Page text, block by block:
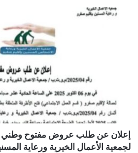
لجمعية الأعمال الخيرية ورعاية